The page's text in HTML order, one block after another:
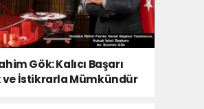
Gök: Kalıcı Başarı
ve İstikrarla Mümkündür